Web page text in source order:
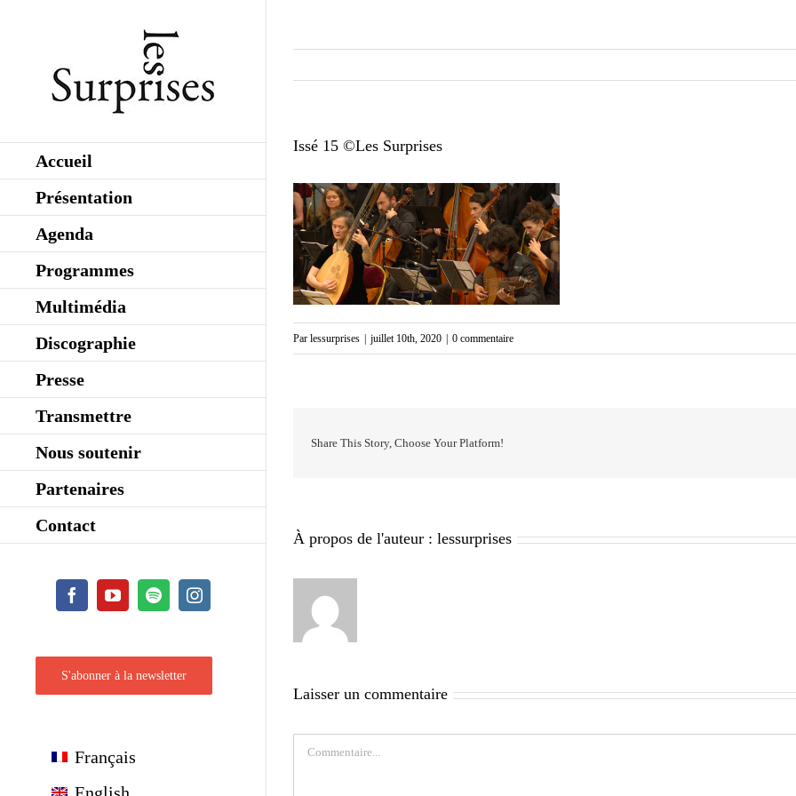
Accueil
Présentation
Agenda
Programmes
Multimédia
Discographie
Presse
Transmettre
Nous soutenir
Partenaires
Contact
FacebookYouTubeSpotifyInstagram
S'abonner à la newsletter
Français
Issé 15 ©Les Surprises
Par lessurprises juillet 10th, 2020 0 commentaire
Share This Story, Choose Your Platform!
À propos de l'auteur : lessurprises
Laisser un commentaire
Commentaire